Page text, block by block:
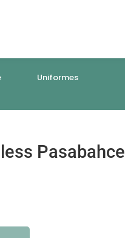
Uniformes
Pasabahce